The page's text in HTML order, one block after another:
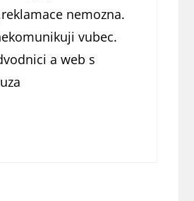
nemozna.
vubec.
a web s